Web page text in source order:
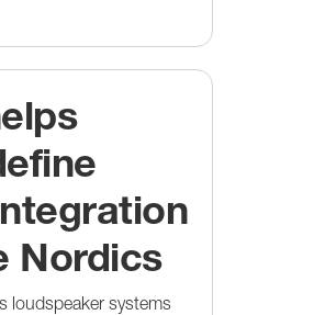
Nordics
loudspeaker systems